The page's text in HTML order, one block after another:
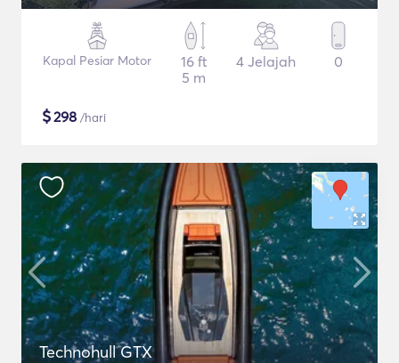
Kapal Pesiar Motor
16 ft
5 m
4 Jelajah 0
$298 /hari
Technohull GTX